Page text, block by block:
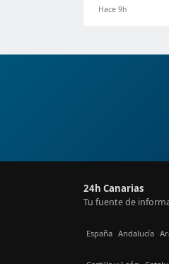
Hace 9h
24h Canarias
Tu fuente de
España Andalucía